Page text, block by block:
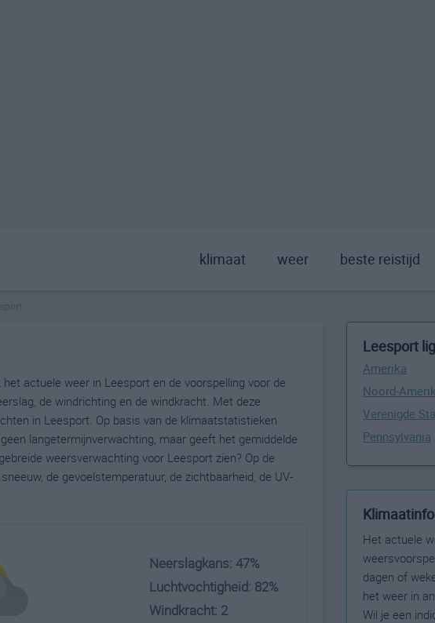
klimaat weer beste reistijd
actuele weer in Leesport en de voorspelling voor de
de windrichting en de windkracht. Met deze
in Leesport. Op basis van de klimaatstatistieken
langetermijnverwachting, maar geeft het gemiddelde
weersverwachting voor Leesport zien? Op de
de gevoelstemperatuur, de zichtbaarheid, de UV-
Neerslagkans: 47%
Luchtvochtigheid: 82%
Windkracht: 2
Leesport
Amerika
Noord-
Verenigde
Pennsylvania
Het actuele
dagen of
het weer in
Wil je een